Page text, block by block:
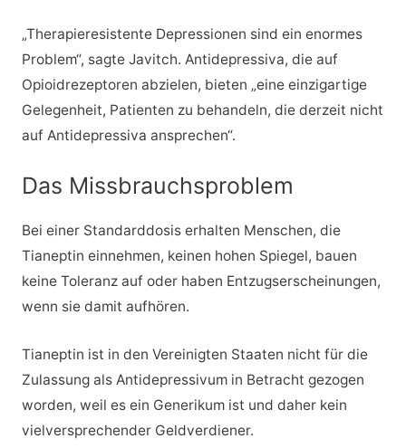
„Therapieresistente Depressionen sind ein enormes
Problem“, sagte Javitch. Antidepressiva, die auf
Opioidrezeptoren abzielen, bieten „eine einzigartige
Gelegenheit, Patienten zu behandeln, die derzeit nicht
auf Antidepressiva ansprechen“.
Das Missbrauchsproblem
Bei einer Standarddosis erhalten Menschen, die
Tianeptin einnehmen, keinen hohen Spiegel, bauen
keine Toleranz auf oder haben Entzugserscheinungen,
wenn sie damit aufhören.
Tianeptin ist in den Vereinigten Staaten nicht für die
Zulassung als Antidepressivum in Betracht gezogen
worden, weil es ein Generikum ist und daher kein
vielversprechender Geldverdiener.